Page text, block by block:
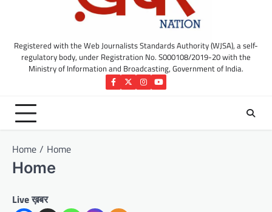
Registered with the Web Journalists Standards Authority (WJSA), a self-
regulatory body, under Registration No. S000108/2019-20 with the
Ministry of Information and Broadcasting, Government of India.
Facebook
TwitterInstagram
YouTube
Home Home
Home
Live ख़बर